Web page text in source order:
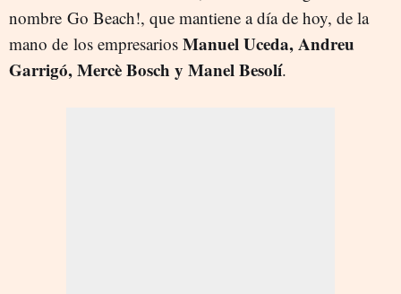
nombre Go Beach!, que mantiene a día de hoy, de la
mano de los empresarios Manuel Uceda, Andreu
Garrigó, Mercè Bosch y Manel Besolí.